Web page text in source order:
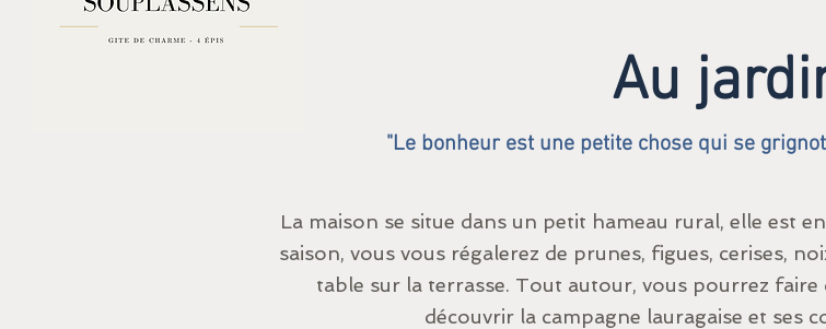
Au
"Le bonheur est une petite chose qui se
La maison se situe dans un petit hameau rural, elle est
saison, vous vous régalerez de prunes, figues, cerises,
table sur la terrasse. Tout autour, vous pourrez faire
découvrir la campagne lauragaise et ses